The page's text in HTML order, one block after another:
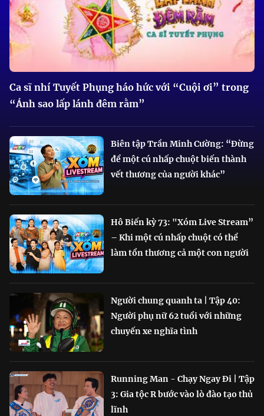
Ca sĩ nhí Tuyết Phụng háo hức với “Cuội ơi” trong
“Ánh sao lấp lánh đêm rằm”
Biên tập Trần Minh Cường: “Đừng
để một cú nhấp chuột biến thành
vết thương của người khác”
Hô Biến kỳ 73: "Xóm Live Stream”
– Khi một cú nhấp chuột có thể
làm tổn thương cả một con người
Người chung quanh ta | Tập 40:
Người phụ nữ 62 tuổi với những
chuyến xe nghĩa tình
Running Man - Chạy Ngay Đi | Tập
3: Gia tộc R bước vào lò đào tạo thủ
lĩnh